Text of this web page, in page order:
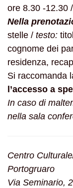
ore 8.30 -12.30
Nella
stelle / testo:
cognome dei
residenza,
Si raccomanda
l’accesso a
In caso di
nella sala
Centro
Portogruaro
Via Seminario,